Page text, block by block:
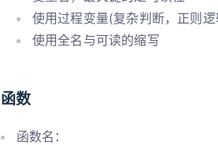
使用过程变量(复杂判断，正则逻
使用全名与可读的缩写
函数
函数名：